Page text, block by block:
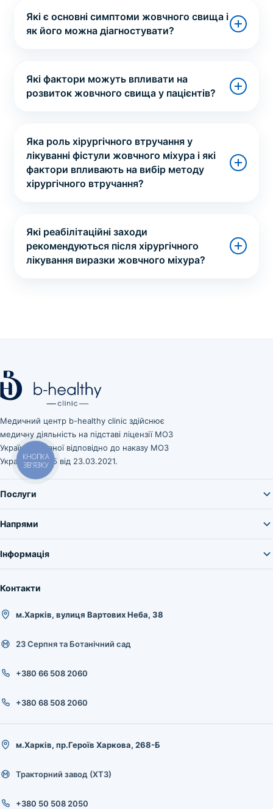
Які є основні симптоми жовчного свища і
як його можна діагностувати?
Які фактори можуть впливати на
розвиток жовчного свища у пацієнтів?
Яка роль хірургічного втручання у
лікуванні фістули жовчного міхура і які
фактори впливають на вибір методу
хірургічного втручання?
Які реабілітаційні заходи
рекомендуються після хірургічного
лікування виразки жовчного міхура?
Медичний центр b-healthy clinic здійснює
медичну діяльність на підставі ліцензії МОЗ
України, виданої відповідно до наказу МОЗ
України № 545 від 23.03.2021.
Послуги
Напрями
Інформація
Контакти
м.Харків, вулиця Вартових Неба, 38
23 Серпня та Ботанічний сад
+380 66 508 2060
+380 68 508 2060
м.Харків, пр.Героїв Харкова, 268-Б
Тракторний завод (ХТЗ)
+380 50 508 2050
КНОПКА
ЗВ'ЯЗКУ